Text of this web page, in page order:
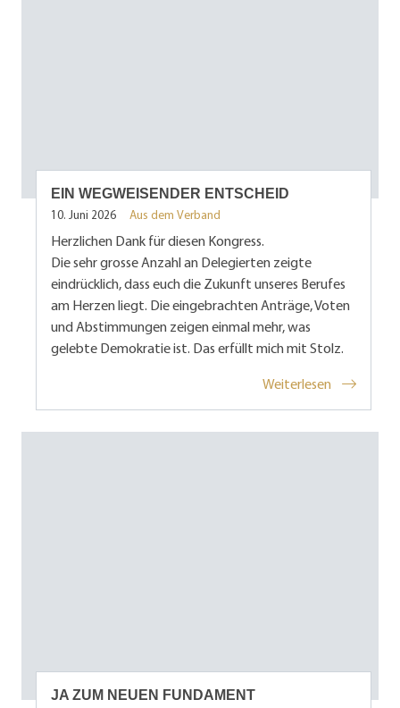
EIN WEGWEISENDER ENTSCHEID
10. Juni 2026 Aus dem Verband
Herzlichen Dank für diesen Kongress.
Die sehr grosse Anzahl an Delegierten zeigte
eindrücklich, dass euch die Zukunft unseres Berufes
am Herzen liegt. Die eingebrachten Anträge, Voten
und Abstimmungen zeigen einmal mehr, was
gelebte Demokratie ist. Das erfüllt mich mit Stolz.
Weiterlesen
JA ZUM NEUEN FUNDAMENT